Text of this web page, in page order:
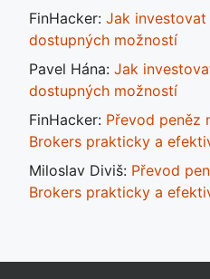
FinHacker: Jak investovat
dostupných možností
Pavel Hána: Jak
dostupných možností
FinHacker: Převod peněz
Brokers prakticky a
Miloslav Diviš: Převod
Brokers prakticky a